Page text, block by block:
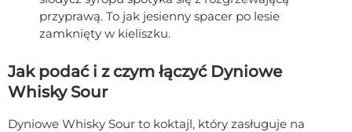
przyprawą. To jak jesienny spacer po lesie
zamknięty w kieliszku.
Jak podać i z czym łączyć Dyniowe
Whisky Sour
Dyniowe Whisky Sour to koktajl, który zasługuje na